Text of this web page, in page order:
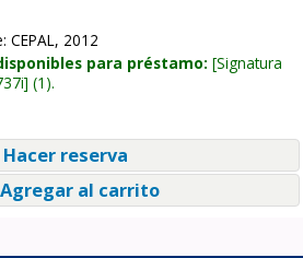
CEPAL, 2012
para préstamo: Signatura
(1).
reserva
al carrito